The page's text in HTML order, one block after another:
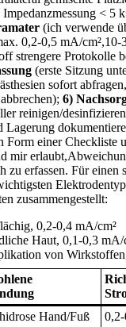
< 5​
(ich‍ verwende
⁤0,2-0,5 ‍mA/cm²,10-
strengere ​Protokolle
(erste Sitzung
sofort
6)
‍reinigen/
Lagerung‍
‍Form‌ einer Checkliste
mir​
zu erfassen. Für einen
zusammengestellt:
0,2-0,4 mA/cm²
Haut, 0,1-0,3 mA/
von
Hand/Fuß